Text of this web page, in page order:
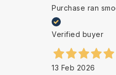
Purchase ran
Verified buyer
13 Feb 2026